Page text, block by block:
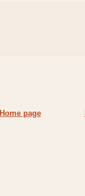
Home page